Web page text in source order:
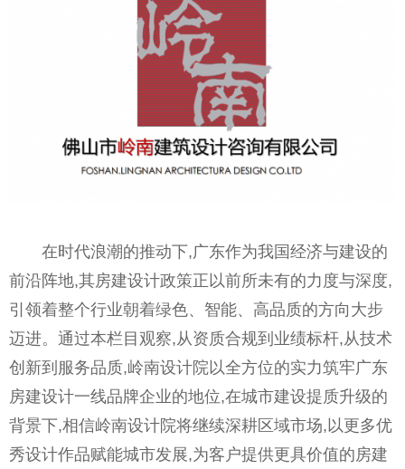
在时代浪潮的推动下,广东作为我国经济与建设的
前沿阵地,其房建设计政策正以前所未有的力度与深度,
引领着整个行业朝着绿色、智能、高品质的方向大步
迈进。通过本栏目观察,从资质合规到业绩标杆,从技术
创新到服务品质,岭南设计院以全方位的实力筑牢广东
房建设计一线品牌企业的地位,在城市建设提质升级的
背景下,相信岭南设计院将继续深耕区域市场,以更多优
秀设计作品赋能城市发展,为客户提供更具价值的房建